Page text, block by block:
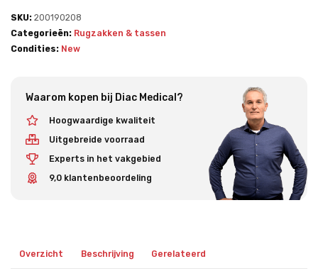
SKU: 200190208
Categorieën: Rugzakken & tassen
Condities: New
Waarom kopen bij Diac Medical?
Hoogwaardige kwaliteit
Uitgebreide voorraad
Experts in het vakgebied
9,0 klantenbeoordeling
Overzicht Beschrijving Gerelateerd